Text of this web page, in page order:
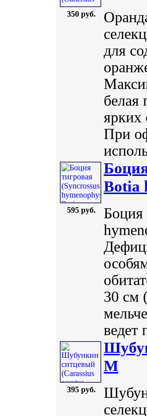
350 руб.
для
белая
ярких
При
595 руб.
Botia
Боция
30 см
ведет
395 руб.
M